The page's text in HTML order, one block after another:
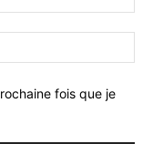
fois que je